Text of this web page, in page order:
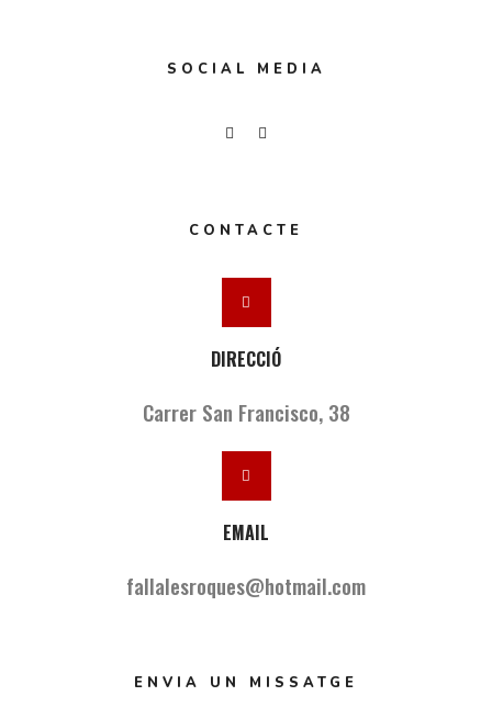
SOCIAL MEDIA
CONTACTE
DIRECCIÓ
Carrer San Francisco, 38
EMAIL
fallalesroques@hotmail.com
ENVIA UN MISSATGE